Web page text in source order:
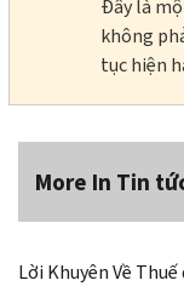
Đây là
không
tục hiện
More In Tin
Lời Khuyên Về Thuế